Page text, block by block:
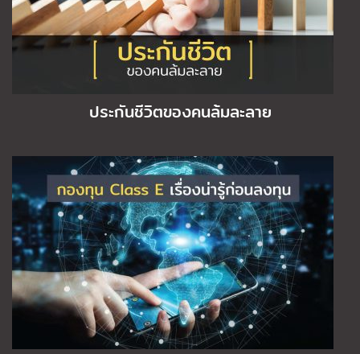
ประกันชีวิตของคนล้มละลาย